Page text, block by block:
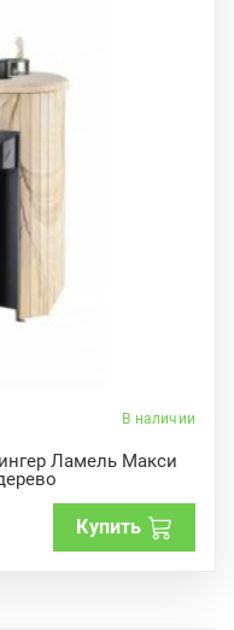
В наличии
Ламель Макси
Купить